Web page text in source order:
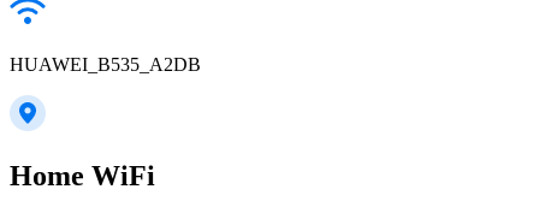
HUAWEI_B535_A2DB
Home WiFi